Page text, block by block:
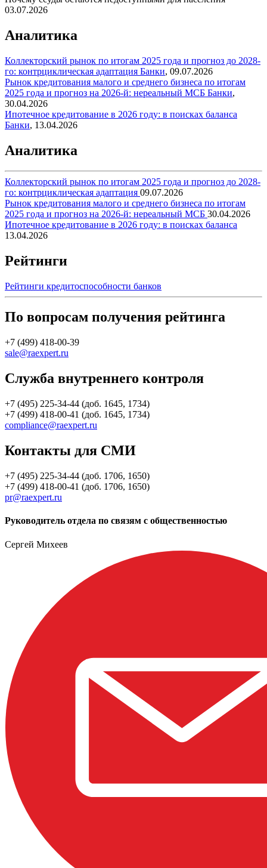
03.07.2026
Аналитика
Коллекторский рынок по итогам 2025 года и прогноз до 2028-
го: контрциклическая адаптация Банки, 09.07.2026
Рынок кредитования малого и среднего бизнеса по итогам
2025 года и прогноз на 2026-й: нереальный МСБ Банки,
30.04.2026
Ипотечное кредитование в 2026 году: в поисках баланса
Банки, 13.04.2026
Аналитика
Коллекторский рынок по итогам 2025 года и прогноз до 2028-
го: контрциклическая адаптация 09.07.2026
Рынок кредитования малого и среднего бизнеса по итогам
2025 года и прогноз на 2026-й: нереальный МСБ 30.04.2026
Ипотечное кредитование в 2026 году: в поисках баланса
13.04.2026
Рейтинги
Рейтинги кредитоспособности банков
По вопросам получения рейтинга
+7 (499) 418-00-39
sale@raexpert.ru
Служба внутреннего контроля
+7 (495) 225-34-44 (доб. 1645, 1734)
+7 (499) 418-00-41 (доб. 1645, 1734)
compliance@raexpert.ru
Контакты для СМИ
+7 (495) 225-34-44 (доб. 1706, 1650)
+7 (499) 418-00-41 (доб. 1706, 1650)
pr@raexpert.ru
Руководитель отдела по связям с общественностью
Сергей Михеев